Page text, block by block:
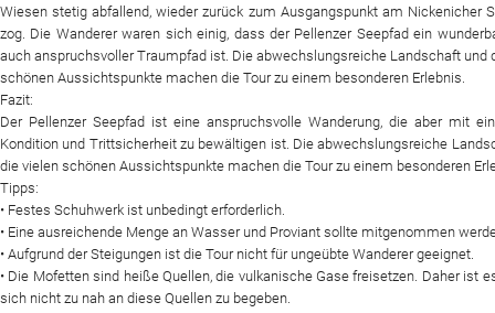
Wiesen stetig abfallend, wieder zurück zum Ausgangspunkt am Nickenicher
zog. Die Wanderer waren sich einig, dass der Pellenzer Seepfad ein
auch anspruchsvoller Traumpfad ist. Die abwechslungsreiche Landschaft und
schönen Aussichtspunkte machen die Tour zu einem besonderen Erlebnis.
Fazit:
Der Pellenzer Seepfad ist eine anspruchsvolle Wanderung, die aber mit
Kondition und Trittsicherheit zu bewältigen ist. Die abwechslungsreiche
die vielen schönen Aussichtspunkte machen die Tour zu einem besonderen
Tipps:
• Festes Schuhwerk ist unbedingt erforderlich.
• Eine ausreichende Menge an Wasser und Proviant sollte mitgenommen
• Aufgrund der Steigungen ist die Tour nicht für ungeübte Wanderer geeignet.
• Die Mofetten sind heiße Quellen, die vulkanische Gase freisetzen. Daher ist
sich nicht zu nah an diese Quellen zu begeben.